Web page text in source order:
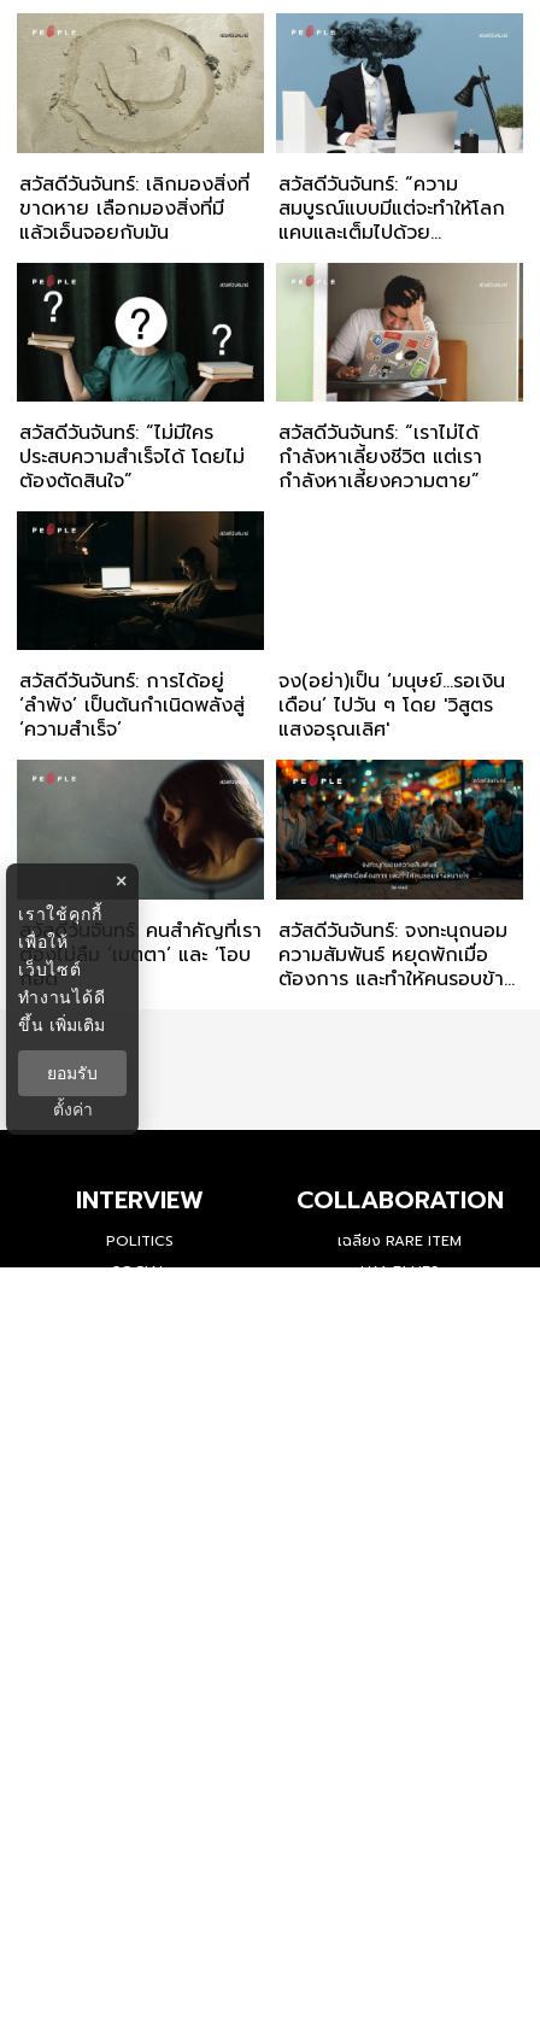
สวัสดีวันจันทร์: เลิกมองสิ่งที่
ขาดหาย เลือกมองสิ่งที่มี
แล้วเอ็นจอยกับมัน
สวัสดีวันจันทร์: “ความ
สมบูรณ์แบบมีแต่จะทำให้โลก
แคบและเต็มไปด้วย
ความเครียด”
สวัสดีวันจันทร์: “ไม่มีใคร
ประสบความสำเร็จได้ โดยไม่
ต้องตัดสินใจ”
สวัสดีวันจันทร์: “เราไม่ได้
กำลังหาเลี้ยงชีวิต แต่เรา
กำลังหาเลี้ยงความตาย”
สวัสดีวันจันทร์: การได้อยู่
‘ลำพัง’ เป็นต้นกำเนิดพลังสู่
‘ความสำเร็จ’
จง(อย่า)เป็น ‘มนุษย์...รอเงิน
เดือน’ ไปวัน ๆ โดย 'วิสูตร
แสงอรุณเลิศ'
สวัสดีวันจันทร์: คนสำคัญที่เรา
ต้องไม่ลืม ‘เมตตา’ และ ‘โอบ
กอด’
สวัสดีวันจันทร์: จงทะนุถนอม
ความสัมพันธ์ หยุดพักเมื่อ
ต้องการ และทำให้คนรอบข้าง
INTERVIEW
POLITICS
SOCIAL
COLLABORATION
เฉลียง RARE ITEM
H.M. BLUES
×
เราใช้คุกกี้
เพื่อให้
เว็บไซต์
ทำงานได้ดี
ขึ้น เพิ่มเติม
ยอมรับ
ตั้งค่า